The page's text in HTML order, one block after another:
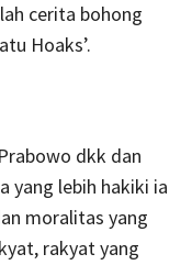
cerita bohong
Hoaks’.
dkk dan
yang lebih hakiki ia
moralitas yang
rakyat yang